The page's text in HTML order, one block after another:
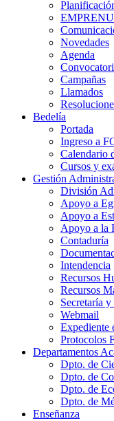
Novedades
Agenda
Campañas
Llamados
Bedelía
Portada
Ingreso a
Calendario
Cursos y
Gestión
División
Apoyo a
Apoyo a
Apoyo a la
Contaduría
Intendencia
Recursos
Recursos
Secretaría
Webmail
Expediente
Protocolos
Departamentos
Dpto. de
Dpto. de
Dpto. de
Dpto. de
Enseñanza